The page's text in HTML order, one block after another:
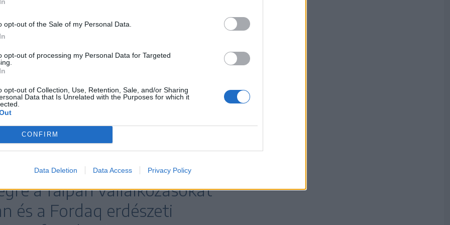
opt-out of the Sale of my Personal Data.
opt-out of processing my Personal Data for Targeted
opt-out of Collection, Use, Retention, Sale, and/or Sharing
Data that Is Unrelated with the Purposes for which it
CONFIRM
Data Deletion Data Access Privacy Policy
a Leroy Merlin, Dedeman, Hornbach vagy
2400 lejnél kezdődött egy tonna
tüzelő ára (bő egy évvel ezelőtt még
egyik említett barkácsáruház online
fűrészporból előállított brikett, de tűzifa sem.
készült préselt tüzelőt: egy 20
lejbe kerül, tehát az ár megfelel az 1500
készült
számára rendkívül
a faipari vállalkozásokat
és a Fordaq erdészeti